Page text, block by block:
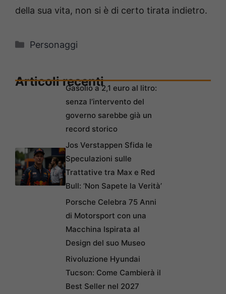
della sua vita, non si è di certo tirata indietro.
Categorie
Personaggi
Articoli recentiGasolio a 2,1 euro al litro:
senza l’intervento del
governo sarebbe già un
record storico
Jos Verstappen Sfida le
Speculazioni sulle
Trattative tra Max e Red
Bull: ‘Non Sapete la Verità’
Porsche Celebra 75 Anni
di Motorsport con una
Macchina Ispirata al
Design del suo Museo
Rivoluzione Hyundai
Tucson: Come Cambierà il
Best Seller nel 2027